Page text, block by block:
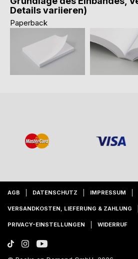
Details variieren)
Paperback
AGB DATENSCHUTZ IMPRESSUM
VERSANDKOSTEN, LIEFERUNG & ZAHLUNG
PRIVACY-EINSTELLUNGEN WIDERRUF